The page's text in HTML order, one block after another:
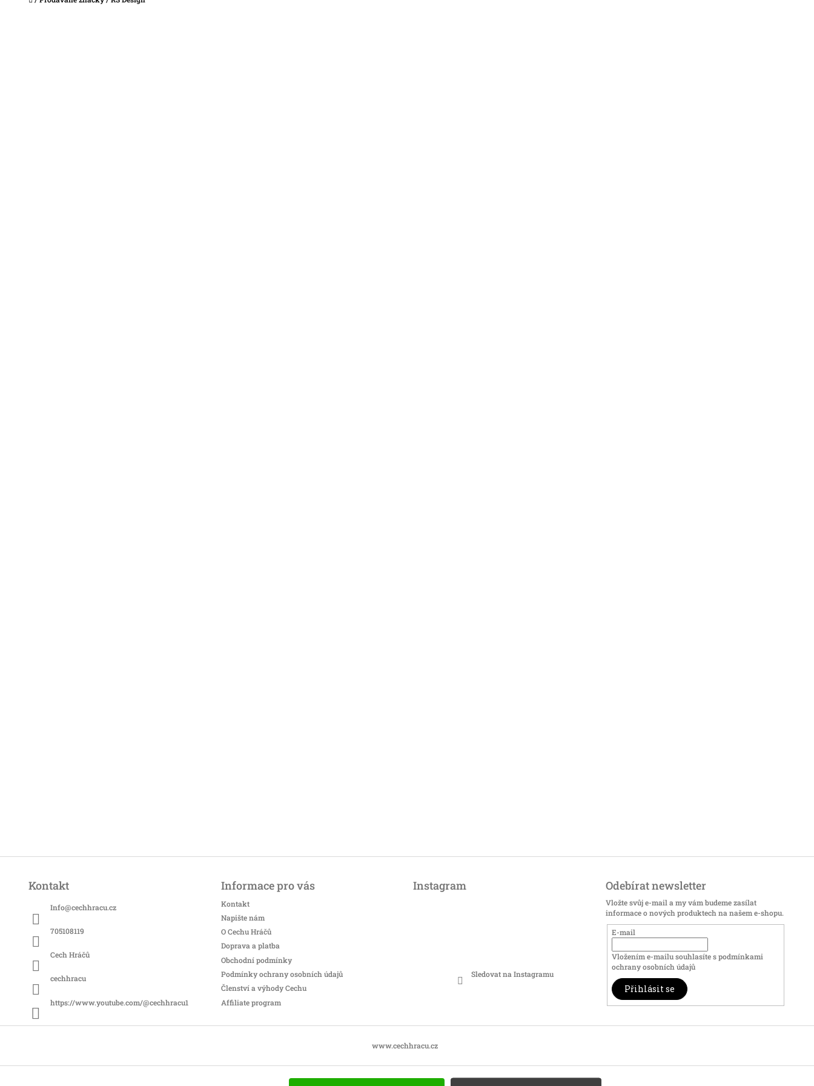
Kontakt
Info@cechhracu.cz
705108119
Cech Hráčů
cechhracu
https://www.youtube.com/@cechhracu1
Informace pro vás
Kontakt
Napište nám
O Cechu Hráčů
Doprava a platba
Obchodní podmínky
Podmínky ochrany osobních údajů
Členství a výhody Cechu
Affiliate program
Instagram
Sledovat na Instagramu
Odebírat newsletter
Vložte svůj e-mail a my vám budeme zasílat
informace o nových produktech na našem e-shopu.
E-mail
Vložením e-mailu souhlasíte spodmínkami
ochrany osobních údajů
Přihlásit se
www.cechhracu.cz